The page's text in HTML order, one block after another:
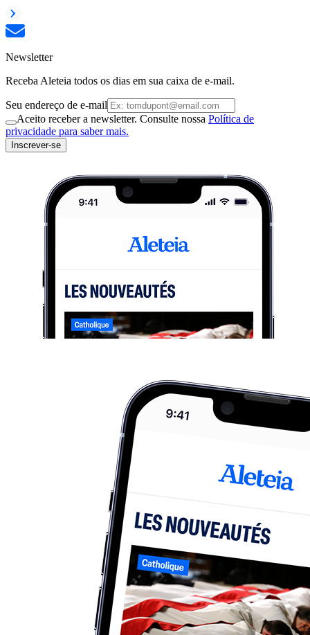
Newsletter
Receba Aleteia todos os dias em sua caixa de e-mail.
Seu endereço de e-mail
Aceito receber a newsletter. Consulte nossa Política de
privacidade para saber mais.
Inscrever-se